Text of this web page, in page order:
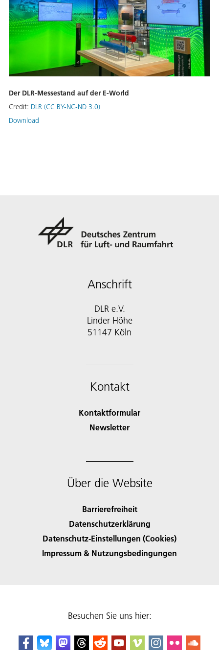
Der DLR-Messestand auf der E-World
Credit: DLR (CC BY-NC-ND 3.0)
Download
Anschrift
DLR e.V.
Linder Höhe
51147 Köln
Kontakt
Kontaktformular
Newsletter
Über die Website
Barrierefreiheit
Datenschutzerklärung
Datenschutz-Einstellungen (Cookies)
Impressum & Nutzungsbedingungen
Besuchen Sie uns hier: